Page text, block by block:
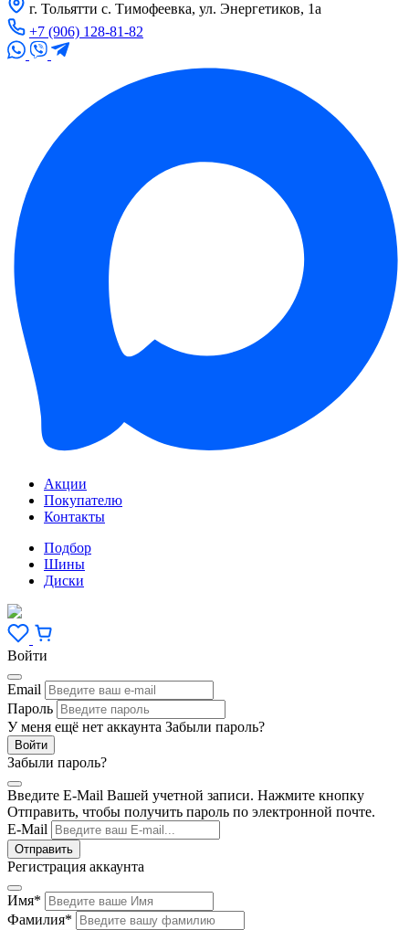
г. Тольятти с. Тимофеевка, ул. Энергетиков, 1а
+7 (906) 128-81-82
Акции
Покупателю
Контакты
Подбор
Шины
Диски
Войти
Email
Пароль
У меня ещё нет аккаунта Забыли пароль?
Забыли пароль?
Введите E-Mail Вашей учетной записи. Нажмите кнопку
Отправить, чтобы получить пароль по электронной почте.
E-Mail
Регистрация аккаунта
Имя*
Фамилия*